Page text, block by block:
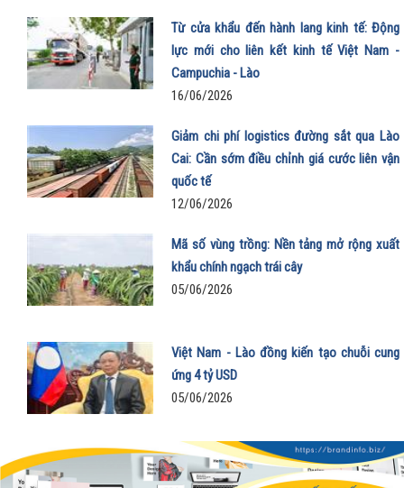
Từ cửa khẩu đến hành lang kinh tế: Động
lực mới cho liên kết kinh tế Việt Nam -
Campuchia - Lào
16/06/2026
Giảm chi phí logistics đường sắt qua Lào
Cai: Cần sớm điều chỉnh giá cước liên vận
quốc tế
12/06/2026
Mã số vùng trồng: Nền tảng mở rộng xuất
khẩu chính ngạch trái cây
05/06/2026
Việt Nam - Lào đồng kiến tạo chuỗi cung
ứng 4 tỷ USD
05/06/2026